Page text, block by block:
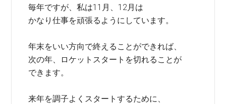
毎年ですが、私は11月、12月は
かなり仕事を頑張るようにしています。
年末をいい方向で終えることができれば、
次の年、ロケットスタートを切れることが
できます。
来年を調子よくスタートするために、